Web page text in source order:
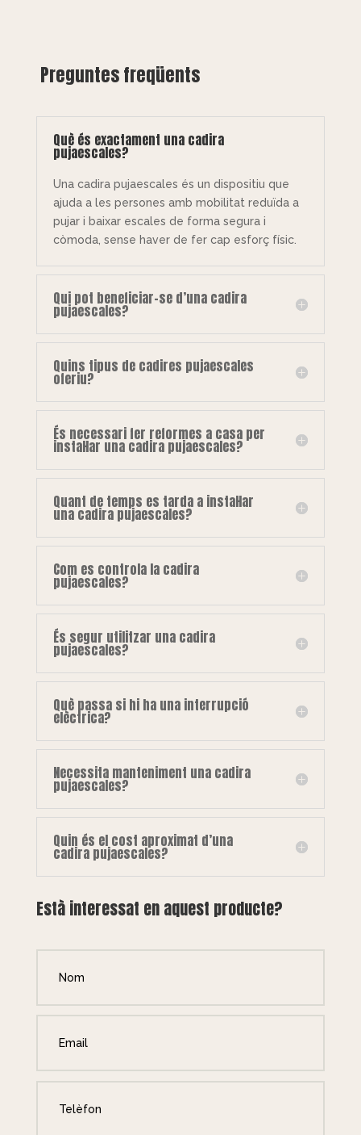
Preguntes freqüents
Què és exactament una cadira
pujaescales?
Una cadira pujaescales és un dispositiu que
ajuda a les persones amb mobilitat reduïda a
pujar i baixar escales de forma segura i
còmoda, sense haver de fer cap esforç físic.
Qui pot beneficiar-se d’una cadira
pujaescales?
Quins tipus de cadires pujaescales
oferiu?
És necessari fer reformes a casa per
instal·lar una cadira pujaescales?
Quant de temps es tarda a instal·lar
una cadira pujaescales?
Com es controla la cadira
pujaescales?
És segur utilitzar una cadira
pujaescales?
Què passa si hi ha una interrupció
elèctrica?
Necessita manteniment una cadira
pujaescales?
Quin és el cost aproximat d’una
cadira pujaescales?
Està interessat en aquest producte?